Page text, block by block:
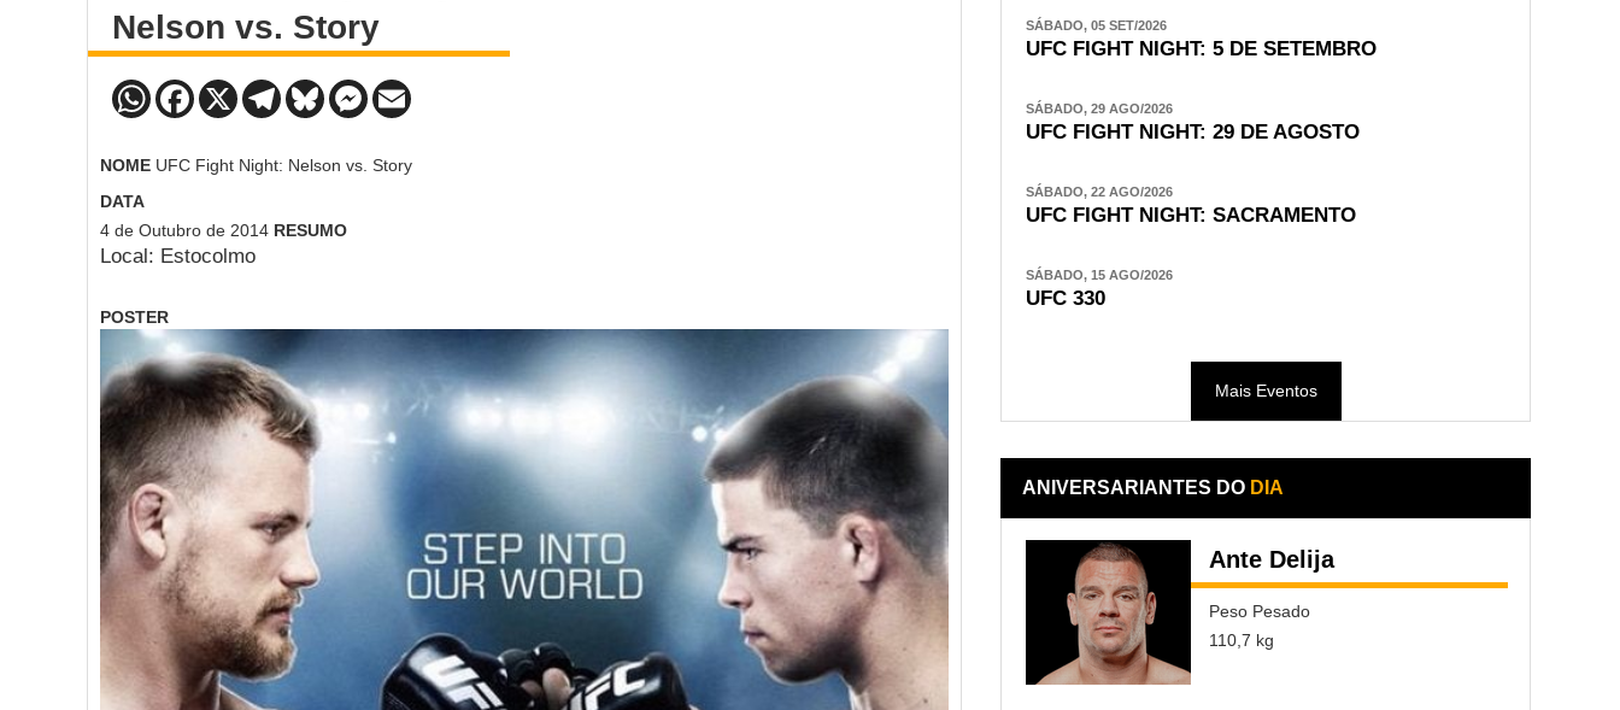
Nelson vs. Story
NOME UFC Fight Night: Nelson vs. Story
DATA
4 de Outubro de 2014 RESUMO
Local: Estocolmo
POSTER
SÁBADO, 05 SET/2026
UFC FIGHT NIGHT: 5 DE SETEMBRO
SÁBADO, 29 AGO/2026
UFC FIGHT NIGHT: 29 DE AGOSTO
SÁBADO, 22 AGO/2026
UFC FIGHT NIGHT: SACRAMENTO
SÁBADO, 15 AGO/2026
UFC 330
Mais Eventos
ANIVERSARIANTES DO DIA
Ante Delija
Peso Pesado
110,7 kg